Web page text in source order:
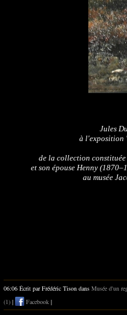
Jules
à l'exposition
de la collection
et son épouse Henny
au musée
06:06 Écrit par Frédéric Tison dans Musée d'un
(1) | Facebook |